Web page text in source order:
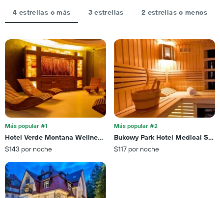
4 estrellas o más 3 estrellas 2 estrellas o menos
Más popular #1
Hotel Verde Montana Wellness & Spa
$143 por noche
Más popular #2
Bukowy Park Hotel Medical Spa
$117 por noche